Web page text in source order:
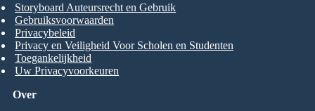
Over
Storyboard Auteursrecht en Gebruik
Gebruiksvoorwaarden
Privacybeleid
Privacy en Veiligheid Voor Scholen en Studenten
Toegankelijkheid
Uw Privacyvoorkeuren